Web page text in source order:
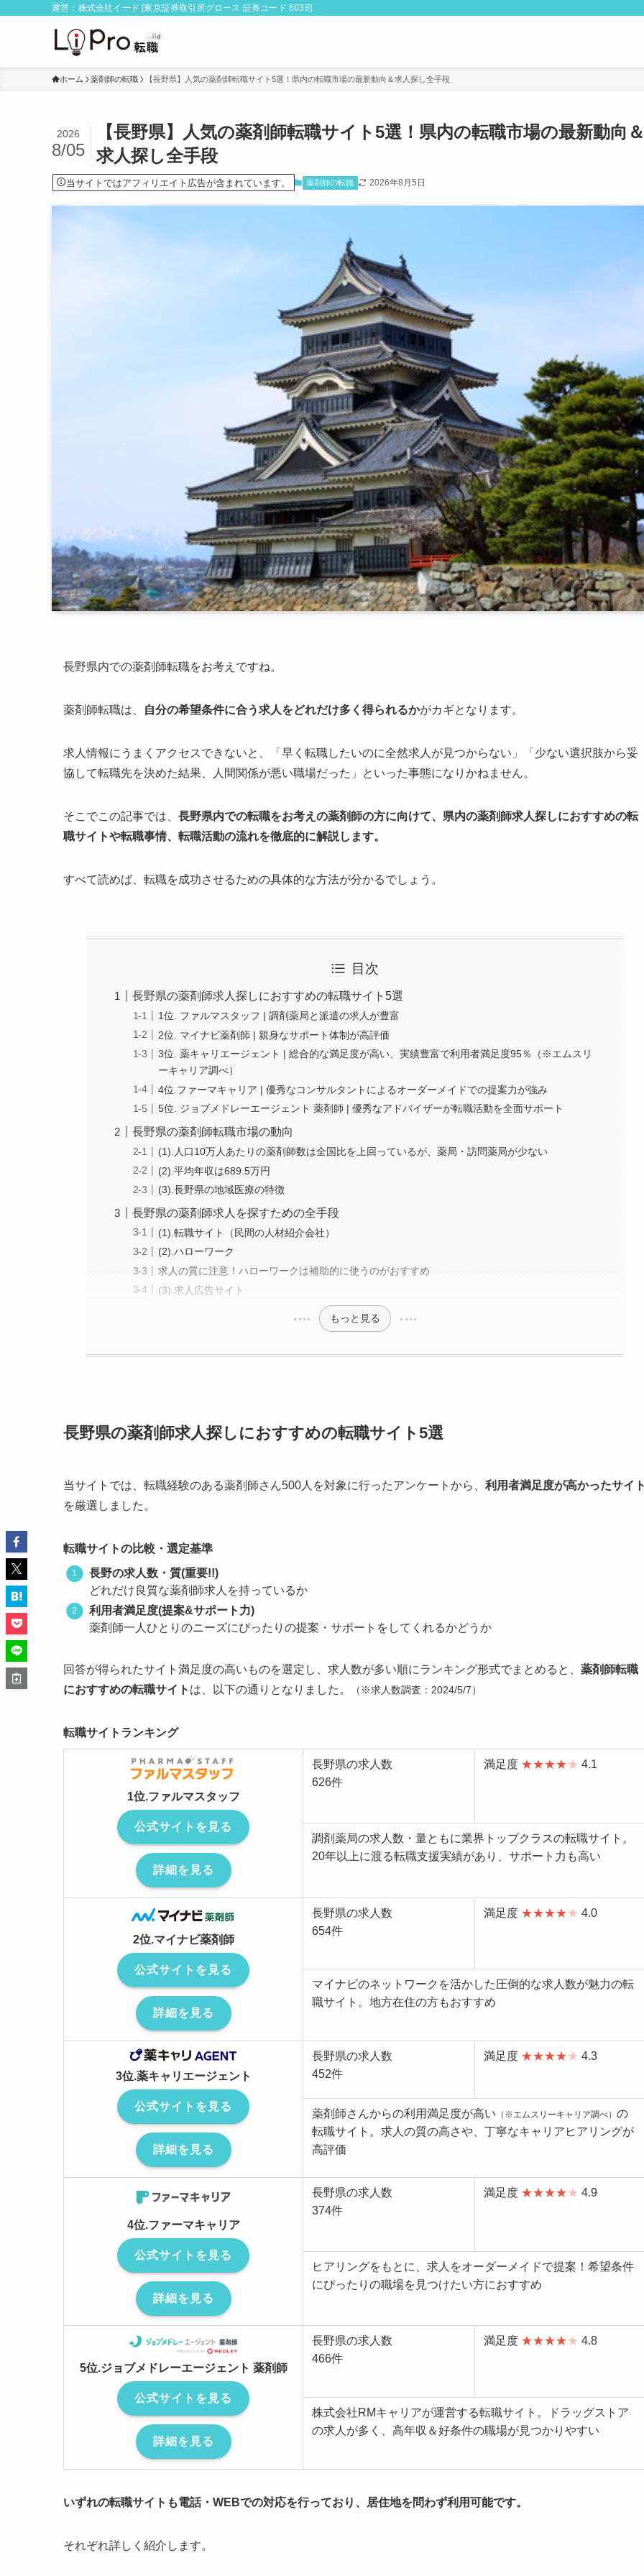
運営：株式会社イード [東京証券取引所グロース 証券コード 6038]
ホーム 薬剤師の転職 【長野県】人気の薬剤師転職サイト5選！県内の転職市場の最新動向＆求人探し全手段
【長野県】人気の薬剤師転職サイト5選！県内の転職市場の最新動向＆
求人探し全手段
2026
8/05
当サイトではアフィリエイト広告が含まれています。 薬剤師の転職 2026年8月5日
長野県内での薬剤師転職をお考えですね。
薬剤師転職は、 自分の希望条件に合う求人をどれだけ多く得られるかがカギとなります。
求人情報にうまくアクセスできないと、「早く転職したいのに全然求人が見つからない」「少ない選択肢から妥
協して転職先を決めた結果、人間関係が悪い職場だった」といった事態になりかねません。
そこでこの記事では、 長野県内での転職をお考えの薬剤師の方に向けて、県内の薬剤師求人探しにおすすめの転
職サイトや転職事情、転職活動の流れを徹底的に解説します。
すべて読めば、転職を成功させるための具体的な方法が分かるでしょう。
目次
長野県の薬剤師求人探しにおすすめの転職サイト5選
1位. ファルマスタッフ | 調剤薬局と派遣の求人が豊富
2位. マイナビ薬剤師 | 親身なサポート体制が高評価
3位. 薬キャリエージェント | 総合的な満足度が高い、実績豊富で利用者満足度95％（※エムスリ
ーキャリア調べ）
4位.ファーマキャリア | 優秀なコンサルタントによるオーダーメイドでの提案力が強み
5位. ジョブメドレーエージェント 薬剤師 | 優秀なアドバイザーが転職活動を全面サポート
長野県の薬剤師転職市場の動向
(1).人口10万人あたりの薬剤師数は全国比を上回っているが、薬局・訪問薬局が少ない
(2).平均年収は689.5万円
(3).長野県の地域医療の特徴
長野県の薬剤師求人を探すための全手段
(1).転職サイト（民間の人材紹介会社）
(2).ハローワーク
求人の質に注意！ハローワークは補助的に使うのがおすすめ
(3).求人広告サイト
もっと見る
長野県の薬剤師求人探しにおすすめの転職サイト5選
当サイトでは、転職経験のある薬剤師さん500人を対象に行ったアンケートから、 利用者満足度が高かったサイ
を厳選しました。
転職サイトの比較・選定基準
長野の求人数・質(重要!!)
どれだけ良質な薬剤師求人を持っているか
利用者満足度(提案&サポート力)
薬剤師一人ひとりのニーズにぴったりの提案・サポートをしてくれるかどうか
回答が得られたサイト満足度の高いものを選定し、求人数が多い順にランキング形式でまとめると、 薬剤師転職
におすすめの転職サイト は、以下の通りとなりました。 （ ※求人数調査：2024/5/7）
転職サイトランキング
1位.ファルマスタッフ
公式サイトを見る
詳細を見る
長野県の求人数
626件
満足度 ★★★★★ 4.1
調剤薬局の求人数・量ともに業界トップクラスの転職サイト。
20年以上に渡る転職支援実績があり、サポート力も高い
2位.マイナビ薬剤師
公式サイトを見る
詳細を見る
長野県の求人数
654件
満足度 ★★★★★ 4.0
マイナビのネットワークを活かした圧倒的な求人数が魅力の転
職サイト。地方在住の方もおすすめ
3位.薬キャリエージェント
公式サイトを見る
詳細を見る
長野県の求人数
452件
満足度 ★★★★★ 4.3
薬剤師さんからの利用満足度が高い （※エムスリーキャリア調べ） の
転職サイト。求人の質の高さや、丁寧なキャリアヒアリングが
高評価
4位.ファーマキャリア
公式サイトを見る
詳細を見る
長野県の求人数
374件
満足度 ★★★★★ 4.9
ヒアリングをもとに、求人をオーダーメイドで提案！希望条件
にぴったりの職場を見つけたい方におすすめ
5位.ジョブメドレーエージェント 薬剤師
公式サイトを見る
詳細を見る
長野県の求人数
466件
満足度 ★★★★★ 4.8
株式会社RMキャリアが運営する転職サイト。ドラッグストア
の求人が多く、高年収＆好条件の職場が見つかりやすい
いずれの転職サイトも電話・WEBでの対応を行っており、居住地を問わず利用可能です。
それぞれ詳しく紹介します。